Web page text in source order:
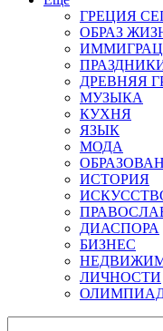
ГРЕЦИЯ
ОБРАЗ
ДРЕВНЯЯ
МУЗЫКА
КУХНЯ
ЯЗЫК
МОДА
ИСТОРИЯ
ДИАСПОРА
БИЗНЕС
ЛИЧНОСТИ